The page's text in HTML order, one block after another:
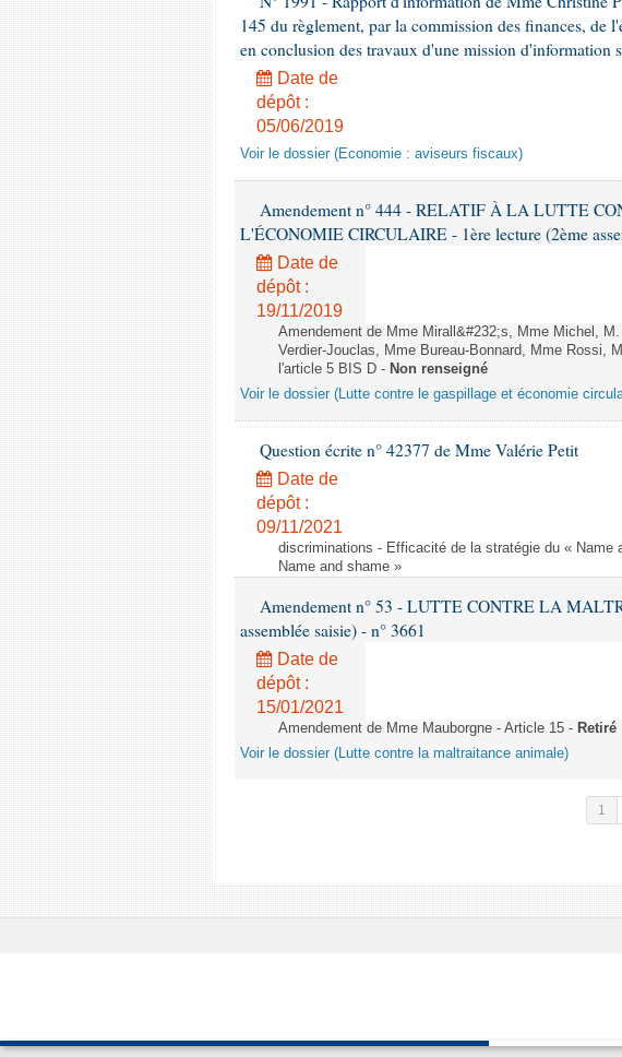
145 du règlement, par la commission des finances, de
en conclusion des travaux d'une mission d'information
Date de
dépôt :
05/06/2019
Voir le dossier (Economie : aviseurs fiscaux)
Amendement n° 444 - RELATIF À LA LUTTE
L'ÉCONOMIE CIRCULAIRE - 1ère lecture (2ème
Date de
dépôt :
19/11/2019
Amendement de Mme Mirall&#232;s, Mme Michel,
Verdier-Jouclas, Mme Bureau-Bonnard, Mme Rossi,
l'article 5 BIS D - Non renseigné
Voir le dossier (Lutte contre le gaspillage et économie
Question écrite n° 42377 de Mme Valérie Petit
Date de
dépôt :
09/11/2021
discriminations - Efficacité de la stratégie du «
Name and shame »
Amendement n° 53 - LUTTE CONTRE LA
assemblée saisie) - n° 3661
Date de
dépôt :
15/01/2021
Amendement de Mme Mauborgne - Article 15 - Retiré
Voir le dossier (Lutte contre la maltraitance animale)
1